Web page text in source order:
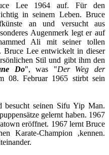
Lee 1964 auf. Für den
in seinem Leben. Bruce
an und versucht aus
Augenmerk legt er auf
Ali mit seiner tollen
Bruce Lee entwickelt in dieser
Stil und gibt ihm den
Do", was "Der Weg der
08. Februar 1965 stirbt sein
seinen Sifu Yip Man.
gelernt haben. 1967
eröffnet. 1967 lernt Bruce
Karate-Champion ,kennen.